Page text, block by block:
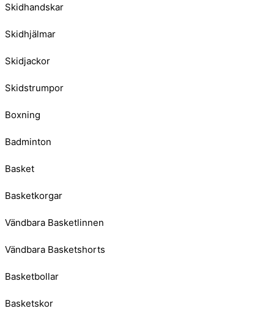
Skidhandskar
Skidhjälmar
Skidjackor
Skidstrumpor
Boxning
Badminton
Basket
Basketkorgar
Vändbara Basketlinnen
Vändbara Basketshorts
Basketbollar
Basketskor